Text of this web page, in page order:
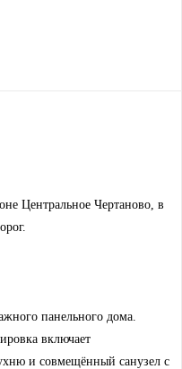
Центральное Чертаново, в
панельного дома.
включает
и совмещённый санузел с